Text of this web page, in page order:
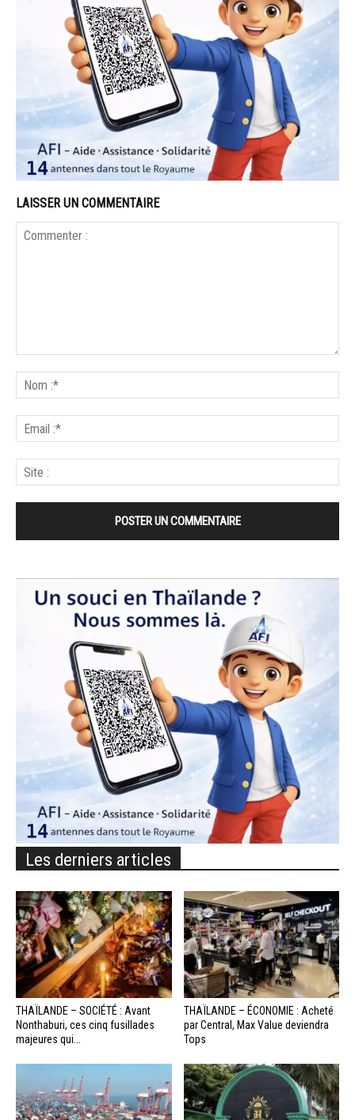
LAISSER UN COMMENTAIRE
Les derniers articles
THAÏLANDE – SOCIÉTÉ : Avant
Nonthaburi, ces cinq fusillades
majeures qui...
THAÏLANDE – ÉCONOMIE : Acheté
par Central, Max Value deviendra
Tops